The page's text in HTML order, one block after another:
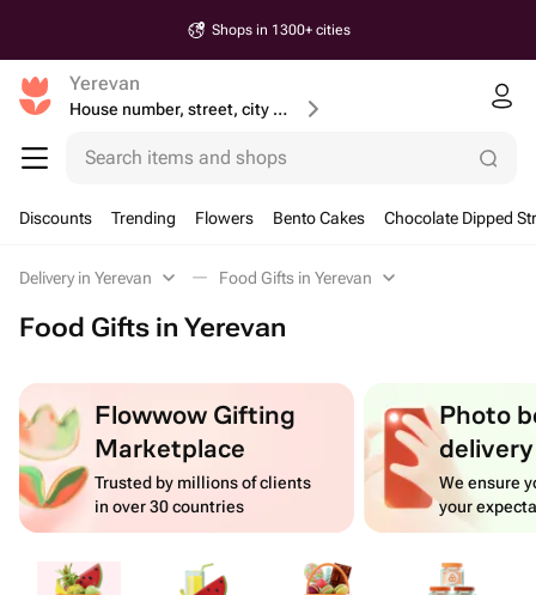
Shops in 1300+ cities
Yerevan
House number, street, city or postcode
Search items and shops
Discounts Trending Flowers Bento Cakes Chocolate Dipped
Delivery in Yerevan Food Gifts in Yerevan
Food Gifts in Yerevan
Flowwow Gifting
Marketplace
Trusted by millions of clients
in over 30 countries
Photo
delivery
We ensure
your